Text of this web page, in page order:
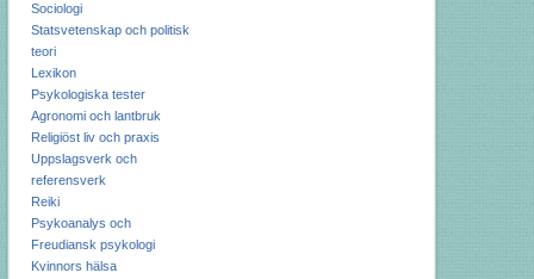
Sociologi
Statsvetenskap och politisk
teori
Lexikon
Psykologiska tester
Agronomi och lantbruk
Religiöst liv och praxis
Uppslagsverk och
referensverk
Reiki
Psykoanalys och
Freudiansk psykologi
Kvinnors hälsa